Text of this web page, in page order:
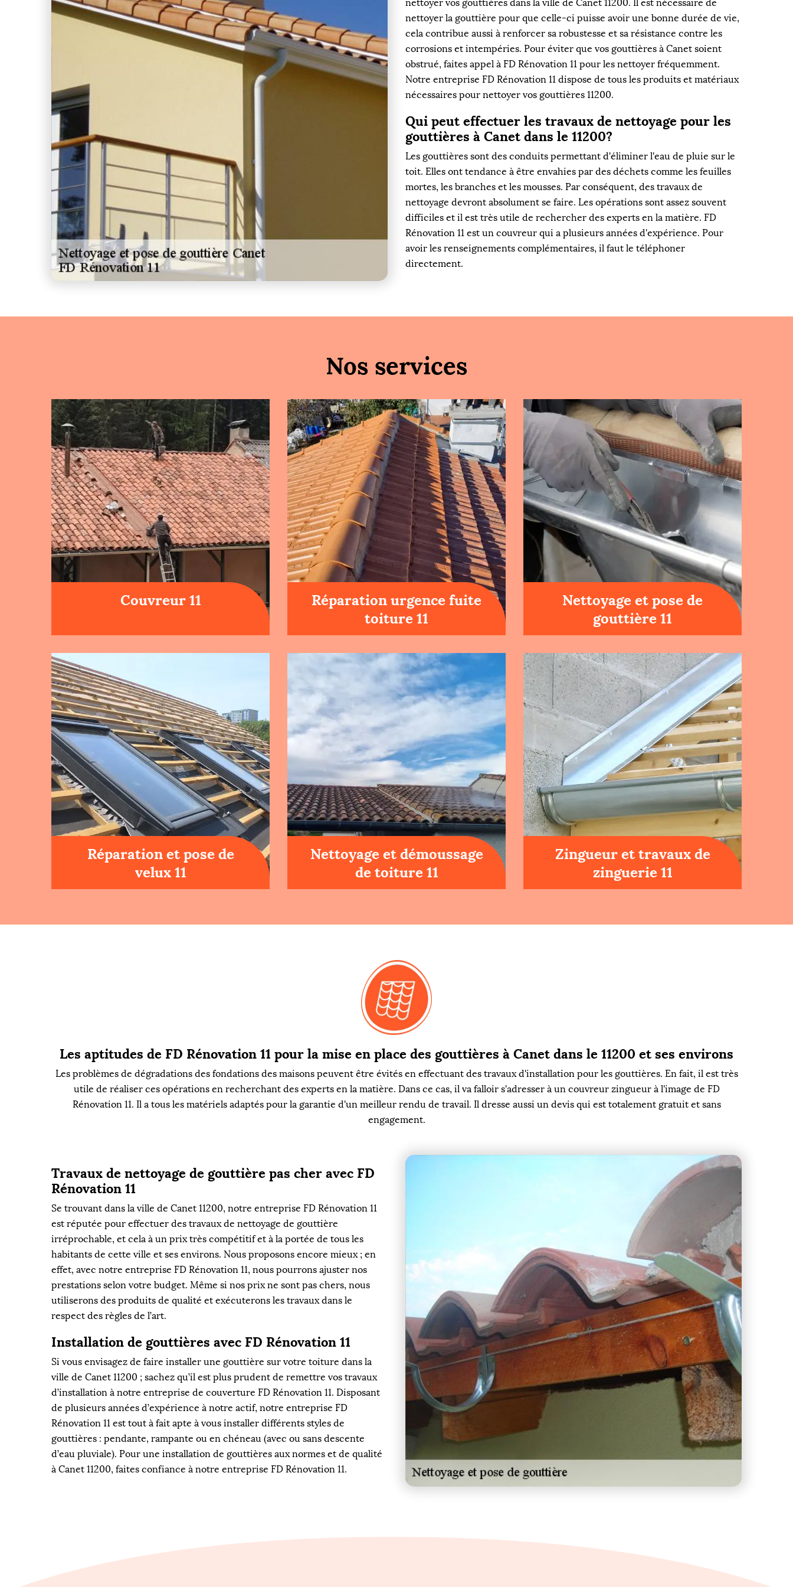
nettoyer vos gouttières dans la ville de Canet 11200. Il est nécessaire de
nettoyer la gouttière pour que celle-ci puisse avoir une bonne durée de vie,
cela contribue aussi à renforcer sa robustesse et sa résistance contre les
corrosions et intempéries. Pour éviter que vos gouttières à Canet soient
obstrué, faites appel à FD Rénovation 11 pour les nettoyer fréquemment.
Notre entreprise FD Rénovation 11 dispose de tous les produits et matériaux
nécessaires pour nettoyer vos gouttières 11200.
Qui peut effectuer les travaux de nettoyage pour les
gouttières à Canet dans le 11200?
Les gouttières sont des conduits permettant d'éliminer l'eau de pluie sur le
toit. Elles ont tendance à être envahies par des déchets comme les feuilles
mortes, les branches et les mousses. Par conséquent, des travaux de
nettoyage devront absolument se faire. Les opérations sont assez souvent
difficiles et il est très utile de rechercher des experts en la matière. FD
Rénovation 11 est un couvreur qui a plusieurs années d'expérience. Pour
avoir les renseignements complémentaires, il faut le téléphoner
directement.
Nos services
Couvreur 11
Réparation urgence fuite
toiture 11
Nettoyage et pose de
gouttière 11
Réparation et pose de
velux 11
Nettoyage et démoussage
de toiture 11
Zingueur et travaux de
zinguerie 11
Les aptitudes de FD Rénovation 11 pour la mise en place des gouttières à Canet dans le 11200 et ses environs
Les problèmes de dégradations des fondations des maisons peuvent être évités en effectuant des travaux d'installation pour les gouttières. En fait, il est très
utile de réaliser ces opérations en recherchant des experts en la matière. Dans ce cas, il va falloir s'adresser à un couvreur zingueur à l'image de FD
Rénovation 11. Il a tous les matériels adaptés pour la garantie d'un meilleur rendu de travail. Il dresse aussi un devis qui est totalement gratuit et sans
engagement.
Travaux de nettoyage de gouttière pas cher avec FD
Rénovation 11
Se trouvant dans la ville de Canet 11200, notre entreprise FD Rénovation 11
est réputée pour effectuer des travaux de nettoyage de gouttière
irréprochable, et cela à un prix très compétitif et à la portée de tous les
habitants de cette ville et ses environs. Nous proposons encore mieux ; en
effet, avec notre entreprise FD Rénovation 11, nous pourrons ajuster nos
prestations selon votre budget. Même si nos prix ne sont pas chers, nous
utiliserons des produits de qualité et exécuterons les travaux dans le
respect des règles de l’art.
Installation de gouttières avec FD Rénovation 11
Si vous envisagez de faire installer une gouttière sur votre toiture dans la
ville de Canet 11200 ; sachez qu’il est plus prudent de remettre vos travaux
d’installation à notre entreprise de couverture FD Rénovation 11. Disposant
de plusieurs années d’expérience à notre actif, notre entreprise FD
Rénovation 11 est tout à fait apte à vous installer différents styles de
gouttières : pendante, rampante ou en chéneau (avec ou sans descente
d’eau pluviale). Pour une installation de gouttières aux normes et de qualité
à Canet 11200, faites confiance à notre entreprise FD Rénovation 11.